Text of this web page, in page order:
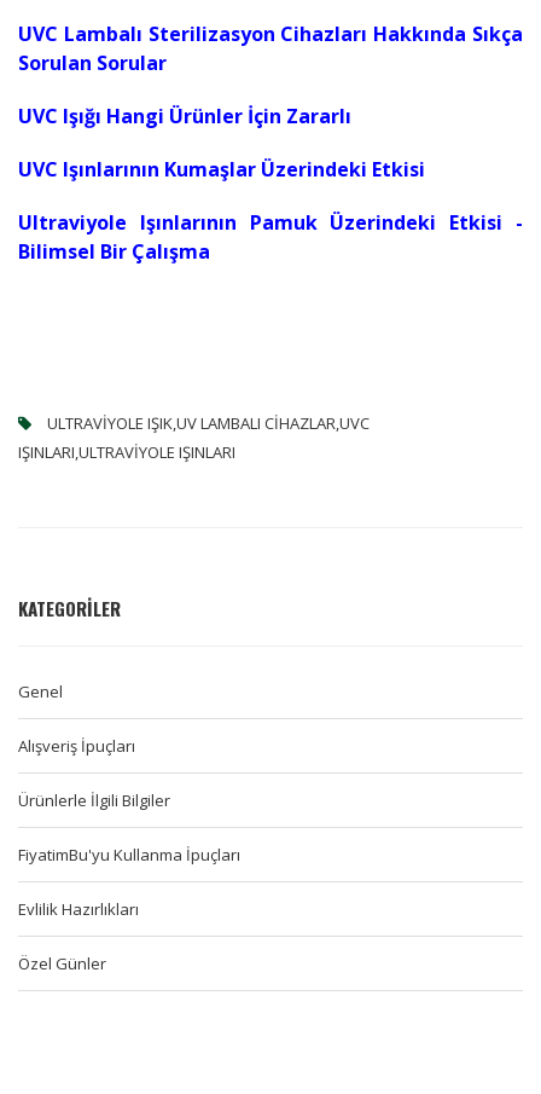
UVC Lambalı Sterilizasyon Cihazları Hakkında Sıkça
Sorulan Sorular
UVC Işığı Hangi Ürünler İçin Zararlı
UVC Işınlarının Kumaşlar Üzerindeki Etkisi
Ultraviyole Işınlarının Pamuk Üzerindeki Etkisi -
Bilimsel Bir Çalışma
ULTRAVIYOLE IŞIK,UV LAMBALI CIHAZLAR,UVC
IŞINLARI,ULTRAVIYOLE IŞINLARI
KATEGORILER
Genel
Alışveriş İpuçları
Ürünlerle İlgili Bilgiler
FiyatimBu'yu Kullanma İpuçları
Evlilik Hazırlıkları
Özel Günler